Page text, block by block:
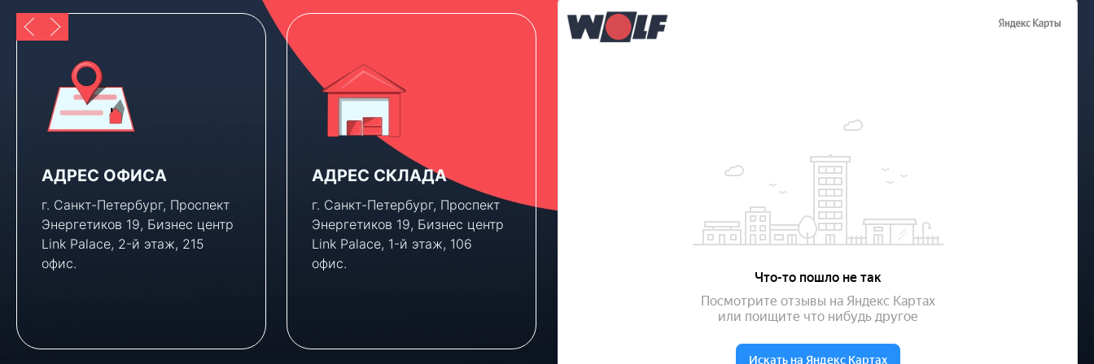
АДРЕС ОФИСА
г. Санкт-Петербург, Проспект
Энергетиков 19, Бизнес центр
Link Palace, 2-й этаж, 215
офис.
АДРЕС СКЛАДА
г. Санкт-Петербург, Проспект
Энергетиков 19, Бизнес центр
Link Palace, 1-й этаж, 106
офис.
консультация по новым
объектам, мы можем
место во дворе бизнес центра